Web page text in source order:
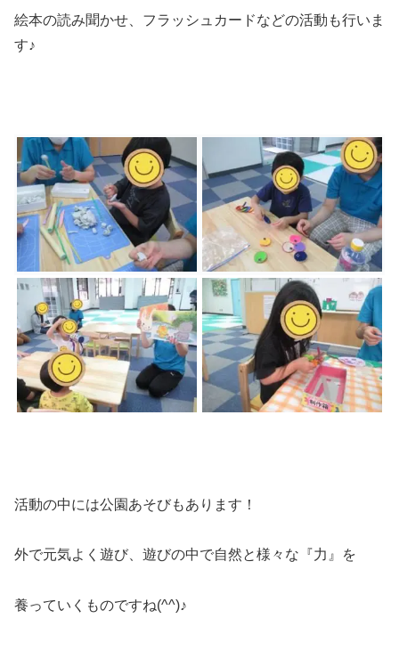
絵本の読み聞かせ、フラッシュカードなどの活動も行いま
す♪
活動の中には公園あそびもあります！
外で元気よく遊び、遊びの中で自然と様々な『力』を
養っていくものですね(^^)♪